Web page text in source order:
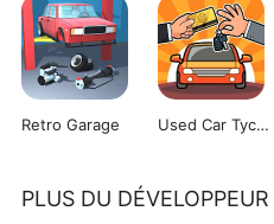
Retro Garage Used Car Tycoon Game
PLUS DU DÉVELOPPEUR